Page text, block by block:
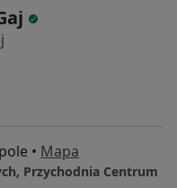
• Mapa
Przychodnia Centrum